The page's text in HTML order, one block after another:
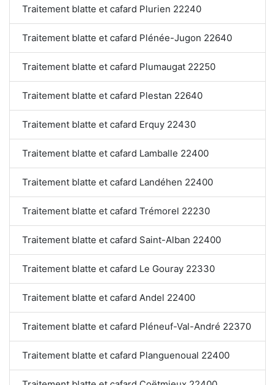
Traitement blatte et cafard Plurien 22240
Traitement blatte et cafard Plénée-Jugon 22640
Traitement blatte et cafard Plumaugat 22250
Traitement blatte et cafard Plestan 22640
Traitement blatte et cafard Erquy 22430
Traitement blatte et cafard Lamballe 22400
Traitement blatte et cafard Landéhen 22400
Traitement blatte et cafard Trémorel 22230
Traitement blatte et cafard Saint-Alban 22400
Traitement blatte et cafard Le Gouray 22330
Traitement blatte et cafard Andel 22400
Traitement blatte et cafard Pléneuf-Val-André 22370
Traitement blatte et cafard Planguenoual 22400